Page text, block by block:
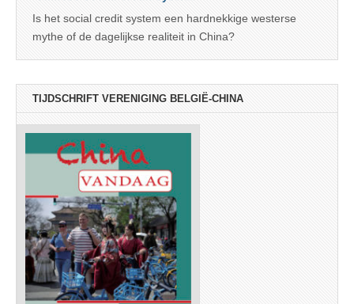
Is het social credit system een hardnekkige westerse
mythe of de dagelijkse realiteit in China?
TIJDSCHRIFT VERENIGING BELGIË-CHINA